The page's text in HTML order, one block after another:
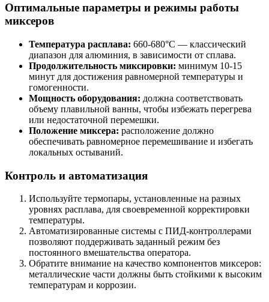
Оптимальные параметры и режимы работы
миксеров
Температура расплава: 660-680°C — классический
диапазон для алюминия, в зависимости от сплава.
Продолжительность миксировки: минимум 10-15
минут для достижения равномерной температуры и
гомогенности.
Мощность оборудования: должна соответствовать
объему плавильной ванны, чтобы избежать перегрева
или недостаточной перемешки.
Положение миксера: расположение должно
обеспечивать равномерное перемешивание и избегать
локальных остываний.
Контроль и автоматизация
Используйте термопары, установленные на разных
уровнях расплава, для своевременной корректировки
температуры.
Автоматизированные системы с ПИД-контроллерами
позволяют поддерживать заданный режим без
постоянного вмешательства оператора.
Обратите внимание на качество компонентов миксеров:
металлические части должны быть стойкими к высоким
температурам и коррозии.